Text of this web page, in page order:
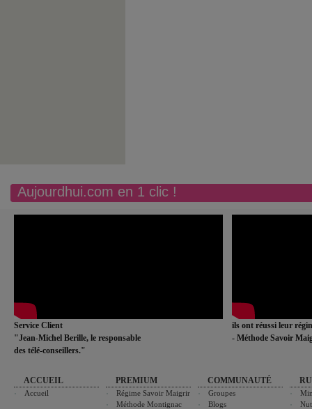
Aujourdhui.com en 1 clic !
Service Client
"Jean-Michel Berille, le responsable
des télé-conseillers."
ils ont réussi leur
- Méthode Savoir
ACCUEIL
Accueil
PREMIUM
Régime Savoir Maigrir
Méthode Montignac
COMMUNAUTÉ
Groupes
Blogs